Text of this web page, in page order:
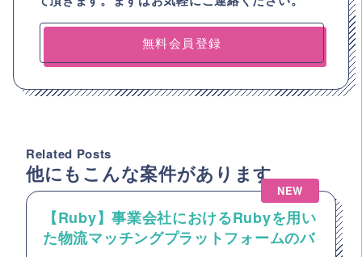
無料会員登録
Related Posts
他にもこんな案件があります
NEW
【Ruby】事業会社におけるRubyを用い
た物流マッチングプラットフォームのバ